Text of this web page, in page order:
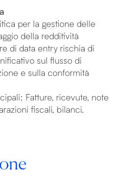
per la gestione delle
della redditività
di data entry rischia di
sul flusso di
e sulla conformità
Fatture, ricevute, note
fiscali, bilanci.